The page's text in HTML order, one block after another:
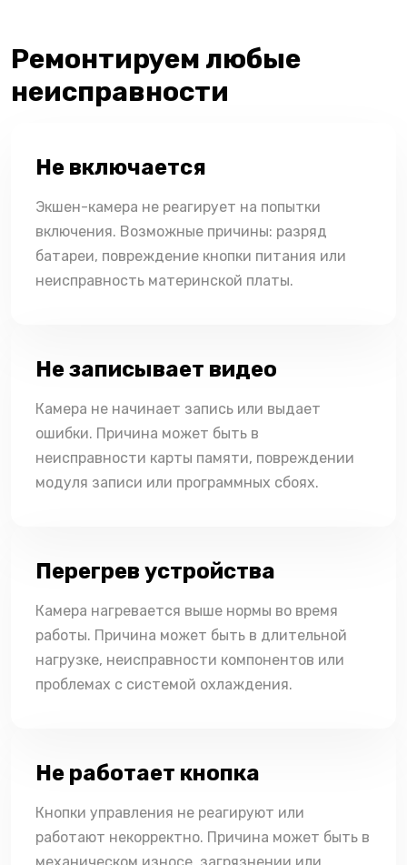
Ремонтируем любые
неисправности
Не включается
Экшен-камера не реагирует на попытки
включения. Возможные причины: разряд
батареи, повреждение кнопки питания или
неисправность материнской платы.
Не записывает видео
Камера не начинает запись или выдает
ошибки. Причина может быть в
неисправности карты памяти, повреждении
модуля записи или программных сбоях.
Перегрев устройства
Камера нагревается выше нормы во время
работы. Причина может быть в длительной
нагрузке, неисправности компонентов или
проблемах с системой охлаждения.
Не работает кнопка
Кнопки управления не реагируют или
работают некорректно. Причина может быть в
механическом износе, загрязнении или